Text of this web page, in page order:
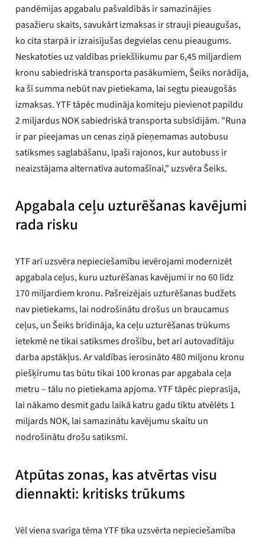
pandēmijas apgabalu pašvaldībās ir samazinājies
pasažieru skaits, savukārt izmaksas ir strauji pieaugušas,
ko cita starpā ir izraisījušas degvielas cenu pieaugums.
Neskatoties uz valdības priekšlikumu par 6,45 miljardiem
kronu sabiedriskā transporta pasākumiem, Šeiks norādīja,
ka šī summa nebūt nav pietiekama, lai segtu pieaugošās
izmaksas. YTF tāpēc mudināja komiteju pievienot papildu
2 miljardus NOK sabiedriskā transporta subsīdijām. "Runa
ir par pieejamas un cenas ziņā pieņemamas autobusu
satiksmes saglabāšanu, īpaši rajonos, kur autobuss ir
neaizstājama alternatīva automašīnai," uzsvēra Šeiks.
Apgabala ceļu uzturēšanas kavējumi
rada risku
YTF arī uzsvēra nepieciešamību ievērojami modernizēt
apgabala ceļus, kuru uzturēšanas kavējumi ir no 60 līdz
170 miljardiem kronu. Pašreizējais uzturēšanas budžets
nav pietiekams, lai nodrošinātu drošus un braucamus
ceļus, un Šeiks brīdināja, ka ceļu uzturēšanas trūkums
ietekmē ne tikai satiksmes drošību, bet arī autovadītāju
darba apstākļus. Ar valdības ierosināto 480 miljonu kronu
piešķīrumu tas būtu tikai 100 kronas par apgabala ceļa
metru – tālu no pietiekama apjoma. YTF tāpēc pieprasīja,
lai nākamo desmit gadu laikā katru gadu tiktu atvēlēts 1
miljards NOK, lai samazinātu kavējumu skaitu un
nodrošinātu drošu satiksmi.
Atpūtas zonas, kas atvērtas visu
diennakti: kritisks trūkums
Vēl viena svarīga tēma YTF tika uzsvērta nepieciešamība